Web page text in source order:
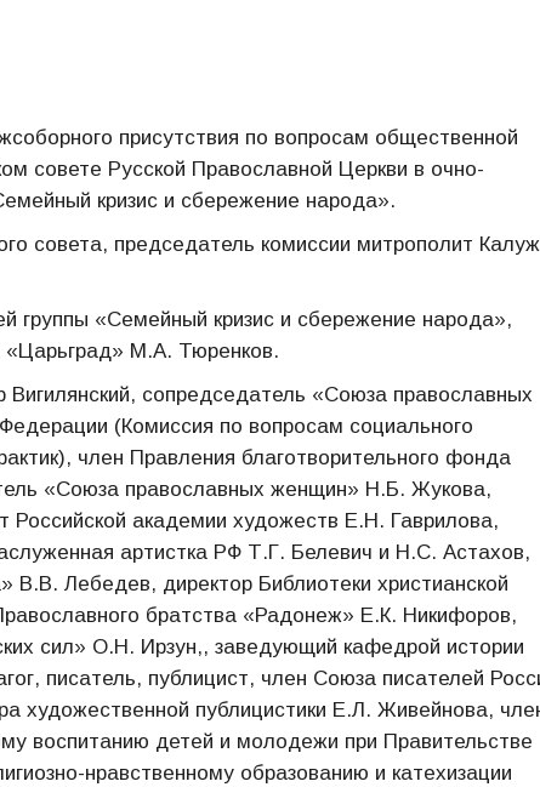
присутствия по вопросам общественной
совете Русской Православной Церкви в очно-
кризис и сбережение народа».
совета, председатель комиссии митрополит
группы «Семейный кризис и сбережение народа»,
«Царьград» М.А. Тюренков.
сопредседатель «Союза православных
(Комиссия по вопросам социального
член Правления благотворительного фонда
«Союза православных женщин» Н.Б. Жукова,
Российской академии художеств Е.Н. Гаврилова,
артистка РФ Т.Г. Белевич и Н.С. Астахов,
Лебедев, директор Библиотеки христианской
братства «Радонеж» Е.К. Никифоров,
сил» О.Н. Ирзун,, заведующий кафедрой истории
писатель, публицист, член Союза писателей
художественной публицистики Е.Л. Живейнова,
воспитанию детей и молодежи при Правительстве
нравственному образованию и катехизации